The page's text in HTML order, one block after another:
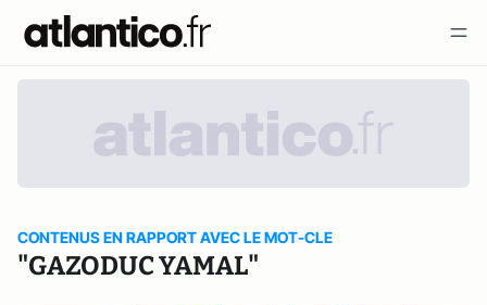
CONTENUS EN RAPPORT AVEC LE MOT-CLE
"GAZODUC YAMAL"